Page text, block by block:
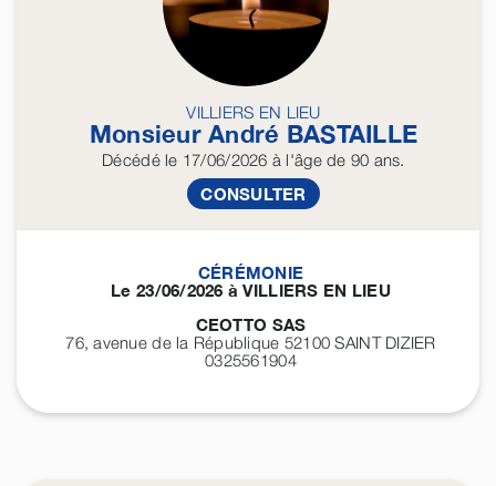
VILLIERS EN LIEU
Monsieur André BASTAILLE
Décédéle 17/06/2026 à l'âge de 90 ans.
CONSULTER
CÉRÉMONIE
Le 23/06/2026 à VILLIERS EN LIEU
CEOTTO SAS
76, avenue de la République 52100SAINT DIZIER
0325561904